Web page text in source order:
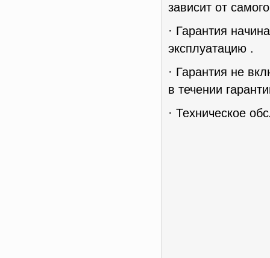
зависит от
· Гарантия
эксплуатацию .
· Гарантия не
в течении
· Техническое